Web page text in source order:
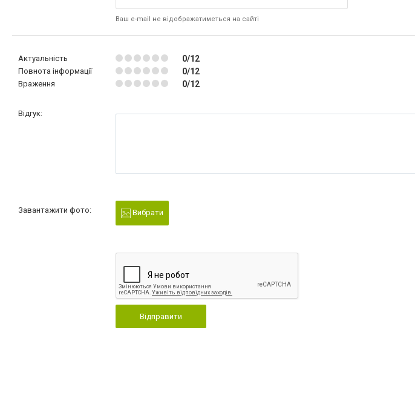
Ваш e-mail не відображатиметься на сайті
Актуальність 0/12
Повнота інформації 0/12
Враження 0/12
Відгук:
Завантажити фото: Вибрати
Відправити